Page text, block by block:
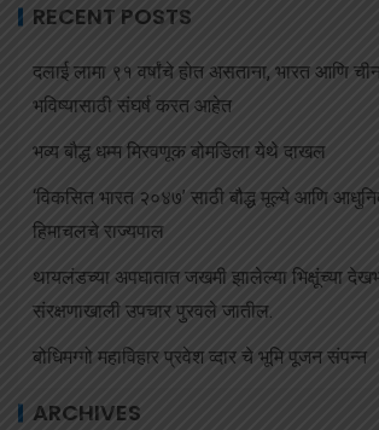
RECENT POSTS
दलाई लामा ९१ वर्षांचे होत असताना, भारत आणि चीन
भविष्यासाठी संघर्ष करत आहेत
भव्य बौद्ध धम्म मिरवणूक बोमडिला येथे दाखल
‘विकसित भारत २०४७’ साठी बौद्ध मूल्ये आणि
हिमाचलचे राज्यपाल
थायलंडच्या अपघातात जखमी झालेल्या भिक्षूंच्या
संरक्षणाखाली उपचार पुरवले जातील.
बोधिमग्गो महाविहार प्रवेश व्दार चे भूमि पूजन संपन्न
ARCHIVES